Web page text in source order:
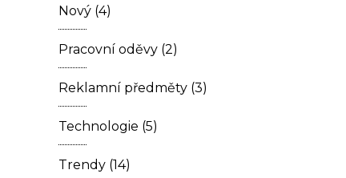
Nový(4)
Pracovní oděvy(2)
Reklamní předměty(3)
Technologie (5)
Trendy(14)